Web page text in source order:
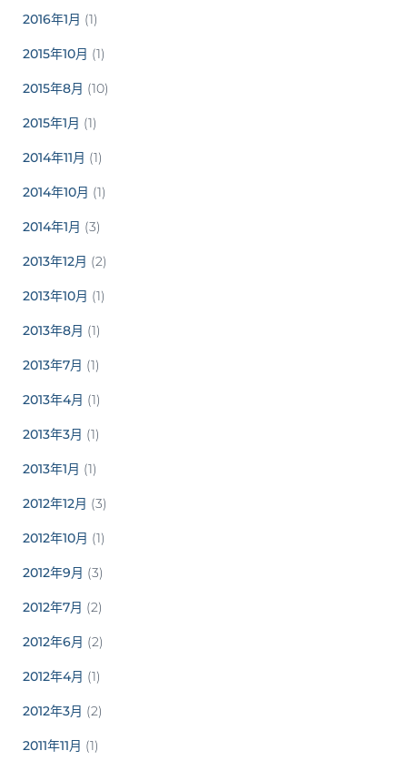
2016年1月 (1)
2015年10月 (1)
2015年8月 (10)
2015年1月 (1)
2014年11月 (1)
2014年10月 (1)
2014年1月 (3)
2013年12月 (2)
2013年10月 (1)
2013年8月 (1)
2013年7月 (1)
2013年4月 (1)
2013年3月 (1)
2013年1月 (1)
2012年12月 (3)
2012年10月 (1)
2012年9月 (3)
2012年7月 (2)
2012年6月 (2)
2012年4月 (1)
2012年3月 (2)
2011年11月 (1)